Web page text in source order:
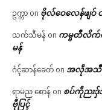
ဥက္ကာ on ဗိုလ်ဝေလေန်ဖျ
သက်သီမန် on ကမ္မတဳလိက်
မန်
ဂံၚ်ဆာန်ခေတ် on အလဵုအသဳတၟိ
ရာမည စောန် on စပ်ကဵုညးဒှ်
ဗီုပြၚ်